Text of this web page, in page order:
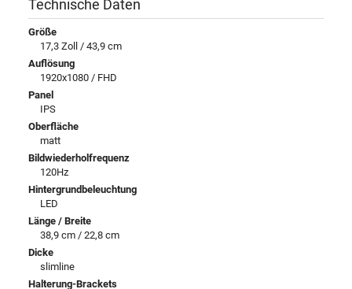
Technische Daten
Größe
17,3 Zoll / 43,9 cm
Auflösung
1920x1080 / FHD
Panel
IPS
Oberfläche
matt
Bildwiederholfrequenz
120Hz
Hintergrundbeleuchtung
LED
Länge / Breite
38,9 cm / 22,8 cm
Dicke
slimline
Halterung-Brackets